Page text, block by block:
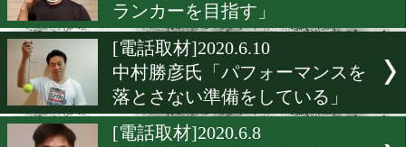
[電話取材]2020.6.16
鳥取県の結花スポーツジム
気に営業中!
[電話取材]2020.6.13